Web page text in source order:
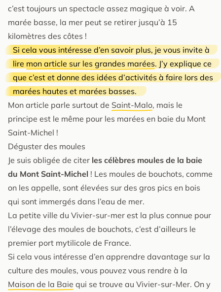
c’est toujours un spectacle assez magique à voir. A
marée basse, la mer peut se retirer jusqu’à 15
kilomètres des côtes !
Si cela vous intéresse d’en savoir plus, je vous invite à
lire mon article sur les grandes marées. J’y explique ce
que c’est et donne des idées d’activités à faire lors des
marées hautes et marées basses.
Mon article parle surtout de Saint-Malo, mais le
principe est le même pour les marées en baie du Mont
Saint-Michel !
Déguster des moules
Je suis obligée de citer les célèbres moules de la baie
du Mont Saint-Michel ! Les moules de bouchots, comme
on les appelle, sont élevées sur des gros pics en bois
qui sont immergés dans l’eau de mer.
La petite ville du Vivier-sur-mer est la plus connue pour
l’élevage des moules de bouchots, c’est d’ailleurs le
premier port mytilicole de France.
Si cela vous intéresse d’en apprendre davantage sur la
culture des moules, vous pouvez vous rendre à la
Maison de la Baie qui se trouve au Vivier-sur-Mer. On y